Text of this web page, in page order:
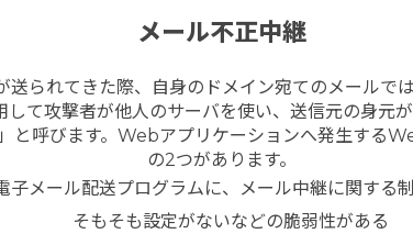
メール不正中継
られてきた際、自身のドメイン宛てのメールで
して攻撃者が他人のサーバを使い、送信元の身元
呼びます。 Webアプリケーションへ発生する
の2つがあります。
子メール配送プログラムに、メール中継に関する
そもそも設定がないなどの脆弱性がある